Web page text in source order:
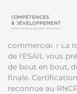
Vous voulez
lieu chargé
commercial ? La
de l'ESAIL vous
de bout en bout,
finale.
reconnue au